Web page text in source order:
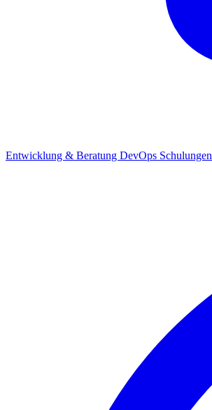
Entwicklung & Beratung DevOps Schulungen